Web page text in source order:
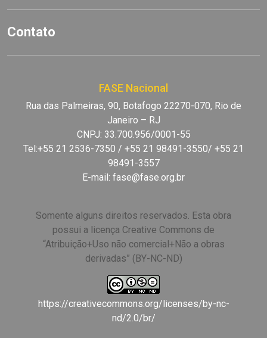
Contato
FASE Nacional
Rua das Palmeiras, 90, Botafogo 22270-070, Rio de
Janeiro – RJ
CNPJ: 33.700.956/0001-55
Tel:+55 21 2536-7350 / +55 21 98491-3550/ +55 21
98491-3557
E-mail: fase@fase.org.br
Somente alguns direitos reservados. Esta obra
possui a licença Creative Commons de
“Atribuição+Uso não comercial+Não a obras
derivadas” (BY-NC-ND)
https://creativecommons.org/licenses/by-nc-
nd/2.0/br/